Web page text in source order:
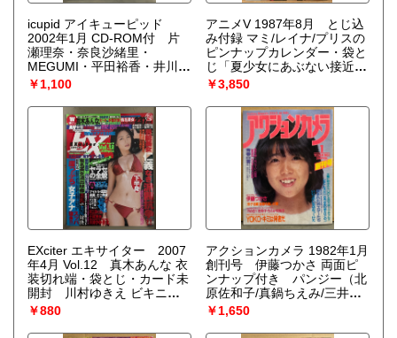
icupid アイキューピッド
2002年1月 CD-ROM付 片
瀬理奈・奈良沙緒里・
MEGUMI・平田裕香・井川
遥・吉岡美穂・安達祐実・小
向美奈子 他
￥1,100
アニメV 1987年8月 とじ込
み付録 マミ/レイナ/プリスの
ピンナップカレンダー・袋と
じ「夏少女にあぶない接近」
付き 魔女っ子クラブ四人
組・クリスタルトライアング
ル 他 アニメブイ
￥3,850
EXciter エキサイター 2007
年4月 Vol.12 真木あんな 衣
装切れ端・袋とじ・カード未
開封 川村ゆきえ ビキニ
5p・井上ゆりな・小林恵美
￥880
アクションカメラ 1982年1月
創刊号 伊藤つかさ 両面ピ
ンナップ付き パンジー（北
原佐和子/真鍋ちえみ/三井比
佐子）・桂木文・篠山葉子・
小林理子 他
￥1,650